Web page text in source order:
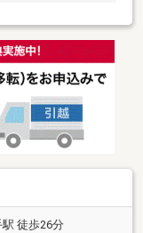
徒歩26分